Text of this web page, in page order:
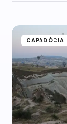
CAPADÓCIA